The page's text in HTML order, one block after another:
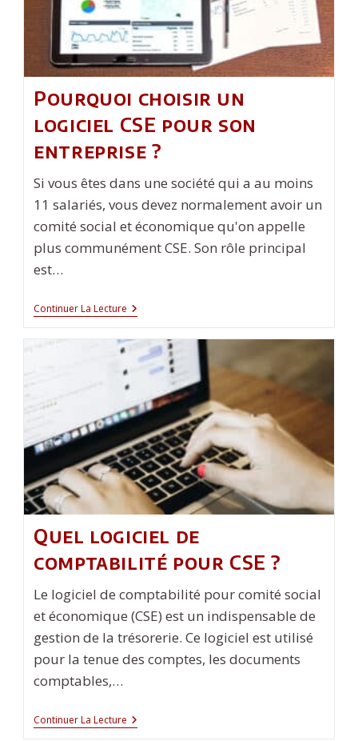
Pourquoi choisir un
logiciel CSE pour son
entreprise ?
Si vous êtes dans une société qui a au moins
11 salariés, vous devez normalement avoir un
comité social et économique qu'on appelle
plus communément CSE. Son rôle principal
est…
Continuer La Lecture Pourquoi
Choisir
Logiciel
CSE
Pour
Son
Entreprise
?
Quel logiciel de
comptabilité pour CSE ?
Le logiciel de comptabilité pour comité social
et économique (CSE) est un indispensable de
gestion de la trésorerie. Ce logiciel est utilisé
pour la tenue des comptes, les documents
comptables,…
Continuer La Lecture Quel
Logiciel